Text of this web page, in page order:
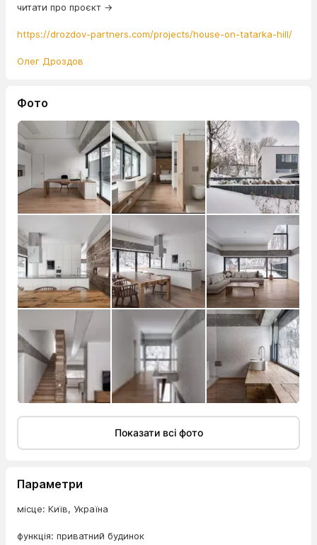
читати про проєкт →
https://drozdov-partners.com/projects/house-on-tatarka-hill/
Олег Дроздов
Фото
Показати всі фото
Параметри
місце: Київ, Україна
функція: приватний будинок